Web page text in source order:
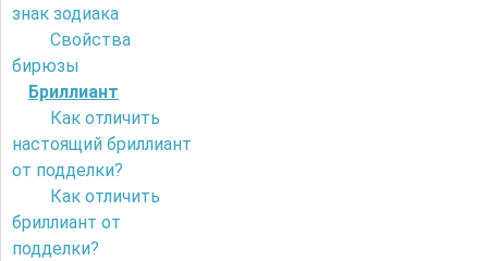
знак зодиака
Свойства
бирюзы
Бриллиант
Как отличить
настоящий бриллиант
от подделки?
Как отличить
бриллиант от
подделки?